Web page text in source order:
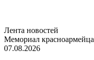
Лента новостей
Мемориал
07.08.2026